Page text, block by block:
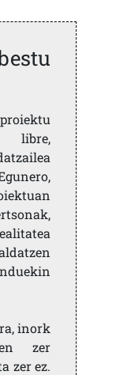
inork
zer
zer ez.